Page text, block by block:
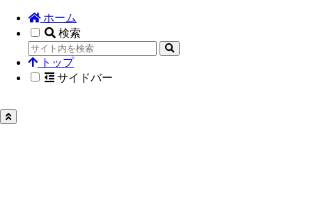
ホーム
検索
トップ
サイドバー